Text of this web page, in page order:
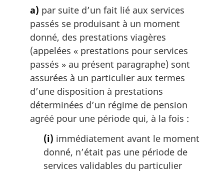
a) par suite d’un fait lié aux services
passés se produisant à un moment
donné, des prestations viagères
(appelées « prestations pour services
passés » au présent paragraphe) sont
assurées à un particulier aux termes
d’une disposition à prestations
déterminées d’un régime de pension
agréé pour une période qui, à la fois :
(i) immédiatement avant le moment
donné, n’était pas une période de
services validables du particulier